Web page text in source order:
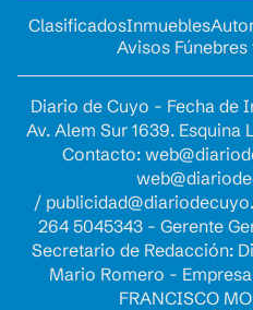
ClasificadosInmuebles
Avisos
Diario de Cuyo - Fecha de
Av. Alem Sur 1639.
Contacto:
/
264 5045343 - Gerente
Secretario de Redacción:
Mario Romero -
FRANCISCO